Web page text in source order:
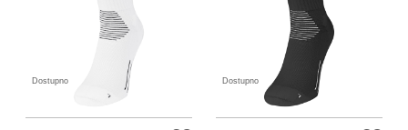
Dostupno Dostupno